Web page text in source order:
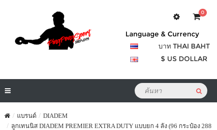
0
Language & Currency
บาท THAI BAHT
$ US DOLLAR
แบรนด์
DIADEM
ลูกเทนนิส DIADEM PREMIER EXTRA DUTY แบบยก 4 ลัง (96 กระป๋อง 288